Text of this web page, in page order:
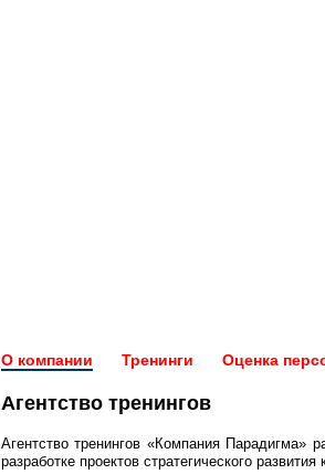
О компании Тренинги Оценка
Агентство тренингов
Агентство тренингов «Компания Парадигма»
разработке проектов стратегического